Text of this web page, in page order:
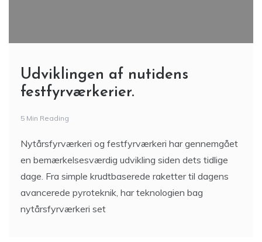
Udviklingen af nutidens
festfyrværkerier.
5 Min Reading
Nytårsfyrværkeri og festfyrværkeri har gennemgået
en bemærkelsesværdig udvikling siden dets tidlige
dage. Fra simple krudtbaserede raketter til dagens
avancerede pyroteknik, har teknologien bag
nytårsfyrværkeri set